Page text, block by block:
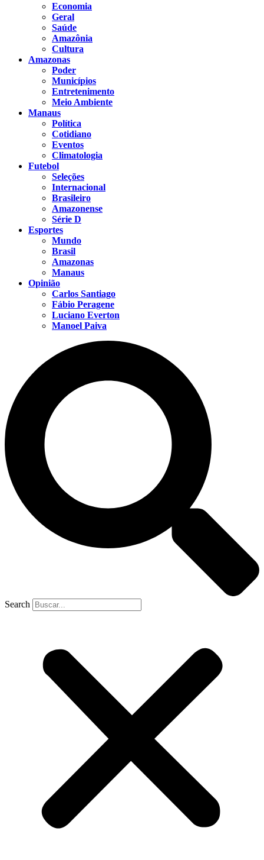
Economia
Geral
Saúde
Amazônia
Cultura
Amazonas
Poder
Municípios
Entretenimento
Meio Ambiente
Manaus
Política
Cotidiano
Eventos
Climatologia
Futebol
Seleções
Internacional
Brasileiro
Amazonense
Série D
Esportes
Mundo
Brasil
Amazonas
Manaus
Opinião
Carlos Santiago
Fábio Peragene
Luciano Everton
Manoel Paiva
Search